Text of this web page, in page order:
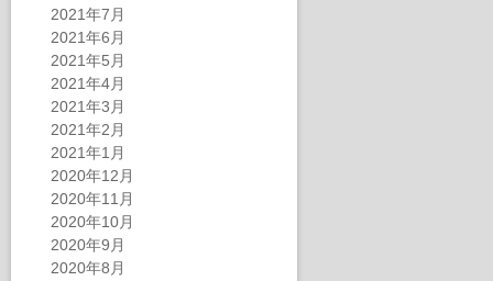
2021年7月
2021年6月
2021年5月
2021年4月
2021年3月
2021年2月
2021年1月
2020年12月
2020年11月
2020年10月
2020年9月
2020年8月